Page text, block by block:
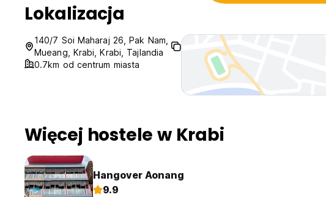
Lokalizacja
140/7 Soi Maharaj 26, Pak Nam,
Mueang, Krabi, Krabi, Tajlandia
0.7km od centrum miasta
Więcej hostele w Krabi
Hangover Aonang
9.9